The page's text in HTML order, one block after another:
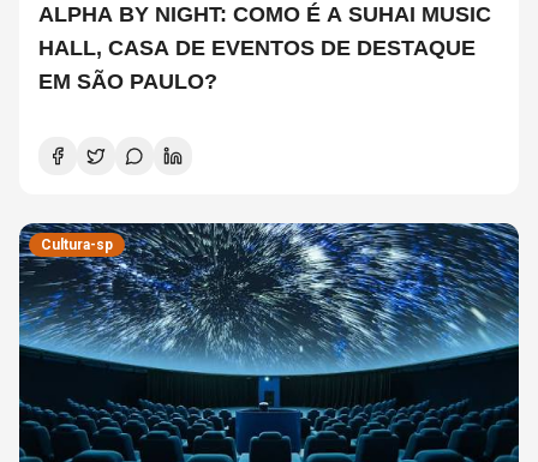
ALPHA BY NIGHT: COMO É A SUHAI MUSIC
HALL, CASA DE EVENTOS DE DESTAQUE
EM SÃO PAULO?
Cultura-sp